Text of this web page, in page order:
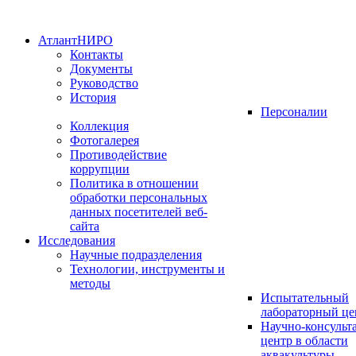
АтлантНИРО
Контакты
Документы
Руководство
История
Персоналии
Коллекция
Фотогалерея
Противодействие
коррупции
Политика в отношении
обработки персональных
данных посетителей веб-
сайта
Исследования
Научные подразделения
Технологии, инструменты и
методы
Испытательный
лабораторный
Научно-
центр в области